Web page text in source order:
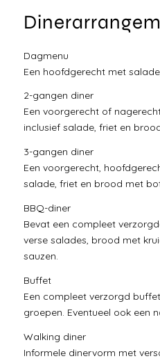
Dagmenu
Een hoofdgerecht met
2-gangen diner
Een voorgerecht of
inclusief salade, friet en
3-gangen diner
Een voorgerecht,
salade, friet en brood met
BBQ-diner
Bevat een compleet
verse salades, brood met
sauzen.
Buffet
Een compleet verzorgd
groepen. Eventueel ook een
Walking diner
Informele dinervorm met